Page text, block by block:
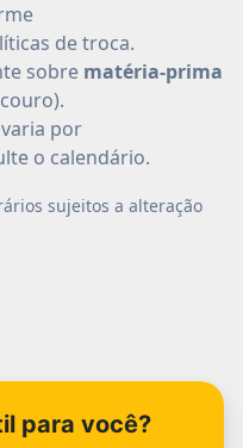
de troca.
sobre matéria-prima
varia por
o calendário.
sujeitos a alteração
para você?